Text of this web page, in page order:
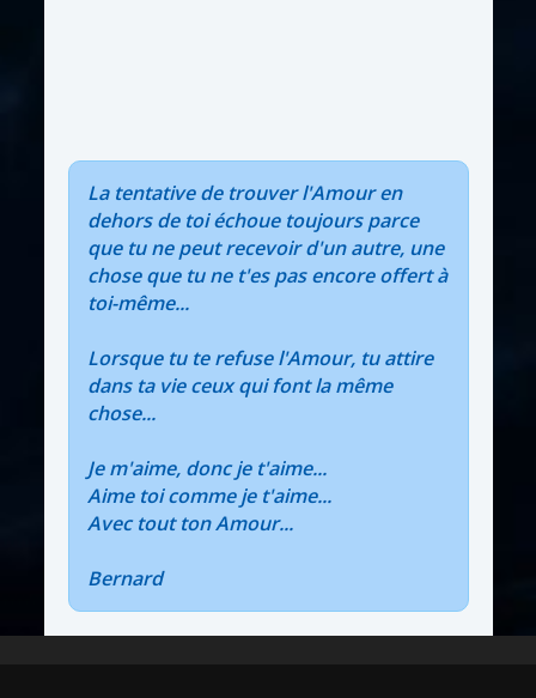
La tentative de trouver l'Amour en
dehors de toi échoue toujours parce
que tu ne peut recevoir d'un autre, une
chose que tu ne t'es pas encore offert à
toi-même...
Lorsque tu te refuse l'Amour, tu attire
dans ta vie ceux qui font la même
chose...
Je m'aime, donc je t'aime...
Aime toi comme je t'aime...
Avec tout ton Amour...
Bernard